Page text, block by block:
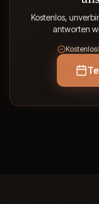
Kostenlos,
antworten
Kostenlos